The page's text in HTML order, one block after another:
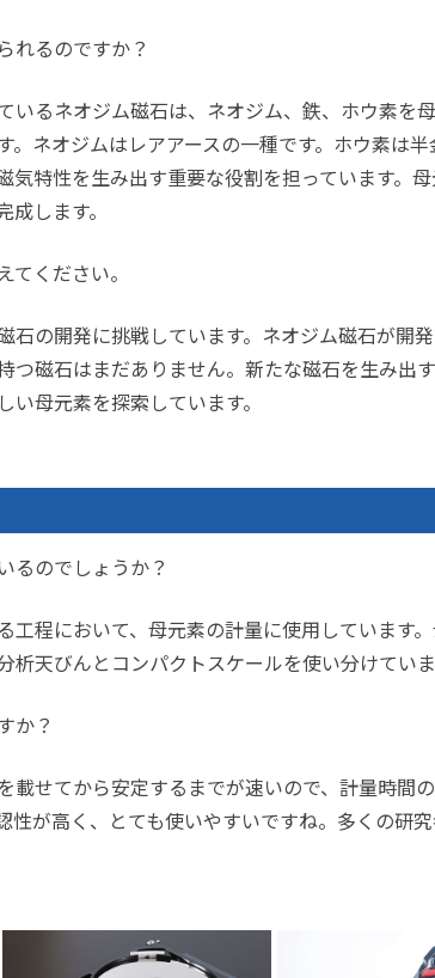
れるのですか？
いるネオジム磁石は、ネオジム、鉄、ホウ素を
。ネオジムはレアアースの一種です。ホウ素は
気特性を生み出す重要な役割を担っています。
します。
てください。
石の開発に挑戦しています。ネオジム磁石が開
つ磁石はまだありません。新たな磁石を生み出
母元素を探索しています。
るのでしょうか？
工程において、母元素の計量に使用しています
天びんとコンパクトスケールを使い分けていま
か？
載せてから安定するまでが速いので、計量時間
性が高く、とても使いやすいですね。多くの研